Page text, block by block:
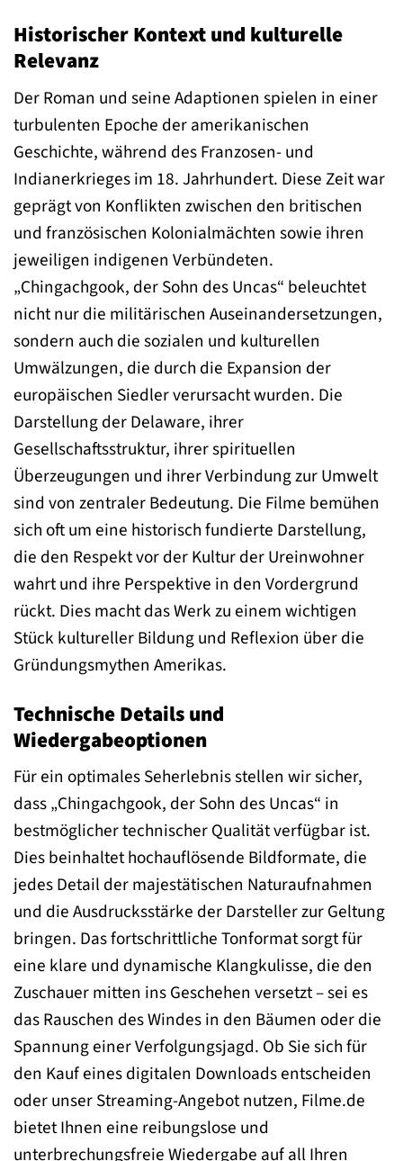
Historischer Kontext und kulturelle
Relevanz
Der Roman und seine Adaptionen spielen in einer
turbulenten Epoche der amerikanischen
Geschichte, während des Franzosen- und
Indianerkrieges im 18. Jahrhundert. Diese Zeit war
geprägt von Konflikten zwischen den britischen
und französischen Kolonialmächten sowie ihren
jeweiligen indigenen Verbündeten.
„Chingachgook, der Sohn des Uncas“ beleuchtet
nicht nur die militärischen Auseinandersetzungen,
sondern auch die sozialen und kulturellen
Umwälzungen, die durch die Expansion der
europäischen Siedler verursacht wurden. Die
Darstellung der Delaware, ihrer
Gesellschaftsstruktur, ihrer spirituellen
Überzeugungen und ihrer Verbindung zur Umwelt
sind von zentraler Bedeutung. Die Filme bemühen
sich oft um eine historisch fundierte Darstellung,
die den Respekt vor der Kultur der Ureinwohner
wahrt und ihre Perspektive in den Vordergrund
rückt. Dies macht das Werk zu einem wichtigen
Stück kultureller Bildung und Reflexion über die
Gründungsmythen Amerikas.
Technische Details und
Wiedergabeoptionen
Für ein optimales Seherlebnis stellen wir sicher,
dass „Chingachgook, der Sohn des Uncas“ in
bestmöglicher technischer Qualität verfügbar ist.
Dies beinhaltet hochauflösende Bildformate, die
jedes Detail der majestätischen Naturaufnahmen
und die Ausdrucksstärke der Darsteller zur Geltung
bringen. Das fortschrittliche Tonformat sorgt für
eine klare und dynamische Klangkulisse, die den
Zuschauer mitten ins Geschehen versetzt – sei es
das Rauschen des Windes in den Bäumen oder die
Spannung einer Verfolgungsjagd. Ob Sie sich für
den Kauf eines digitalen Downloads entscheiden
oder unser Streaming-Angebot nutzen, Filme.de
bietet Ihnen eine reibungslose und
unterbrechungsfreie Wiedergabe auf all Ihren